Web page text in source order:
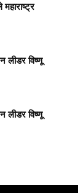
लीडर विष्णू
लीडर विष्णू